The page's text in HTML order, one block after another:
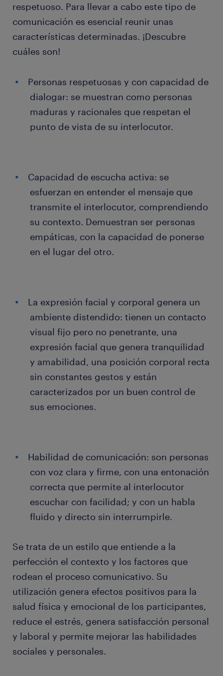
respetuoso. Para llevar a cabo este tipo de
comunicación es esencial reunir unas
características determinadas. ¡Descubre
cuáles son!
Personas respetuosas y con capacidad de
dialogar: se muestran como personas
maduras y racionales que respetan el
punto de vista de su interlocutor.
Capacidad de escucha activa: se
esfuerzan en entender el mensaje que
transmite el interlocutor, comprendiendo
su contexto. Demuestran ser personas
empáticas, con la capacidad de ponerse
en el lugar del otro.
La expresión facial y corporal genera un
ambiente distendido: tienen un contacto
visual fijo pero no penetrante, una
expresión facial que genera tranquilidad
y amabilidad, una posición corporal recta
sin constantes gestos y están
caracterizados por un buen control de
sus emociones.
Habilidad de comunicación: son personas
con voz clara y firme, con una entonación
correcta que permite al interlocutor
escuchar con facilidad; y con un habla
fluido y directo sin interrumpirle.
Se trata de un estilo que entiende a la
perfección el contexto y los factores que
rodean el proceso comunicativo. Su
utilización genera efectos positivos para la
salud física y emocional de los participantes,
reduce el estrés, genera satisfacción personal
y laboral y permite mejorar las habilidades
sociales y personales.